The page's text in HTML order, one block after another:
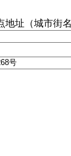
址（城市街名